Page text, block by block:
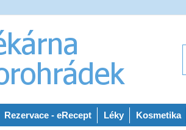
Rezervace - eRecept Léky Kosmetika